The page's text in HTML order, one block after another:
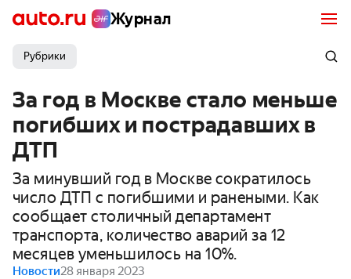
Журнал
Рубрики
За год в Москве стало меньше
погибших и пострадавших в
ДТП
За минувший год в Москве сократилось
число ДТП с погибшими и ранеными. Как
сообщает столичный департамент
транспорта, количество аварий за 12
месяцев уменьшилось на 10%.
Новости28 января 2023